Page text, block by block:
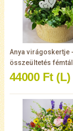
Anya virágoskertje
összeültetés
44000 Ft (L)